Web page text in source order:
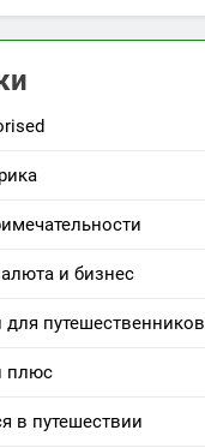
и бизнес
для путешественников
плюс
в путешествии